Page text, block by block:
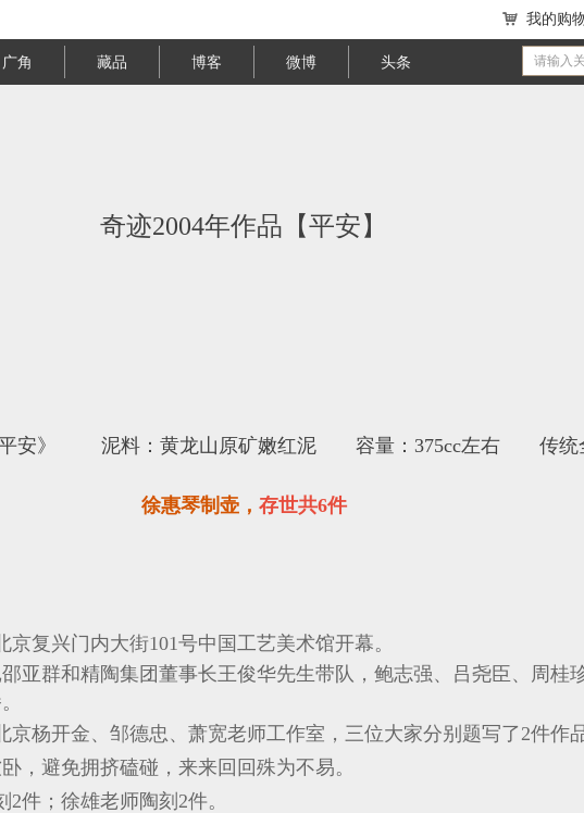
广角 藏品 博客 微博 头条
낙 我的购
奇迹2004年作品【平安】
平安》 泥料：黄龙山原矿嫩红泥 容量：375cc左右 传统
徐惠琴制壶， 存世共6件
复兴门内大街101号中国工艺美术馆开幕。
亚群和精陶集团董事长王俊华先生带队，鲍志强、吕尧臣、周桂
杨开金、邹德忠、萧宽老师工作室，三位大家分别题写了2件作
，避免拥挤磕碰，来来回回殊为不易。
件；徐雄老师陶刻2件。